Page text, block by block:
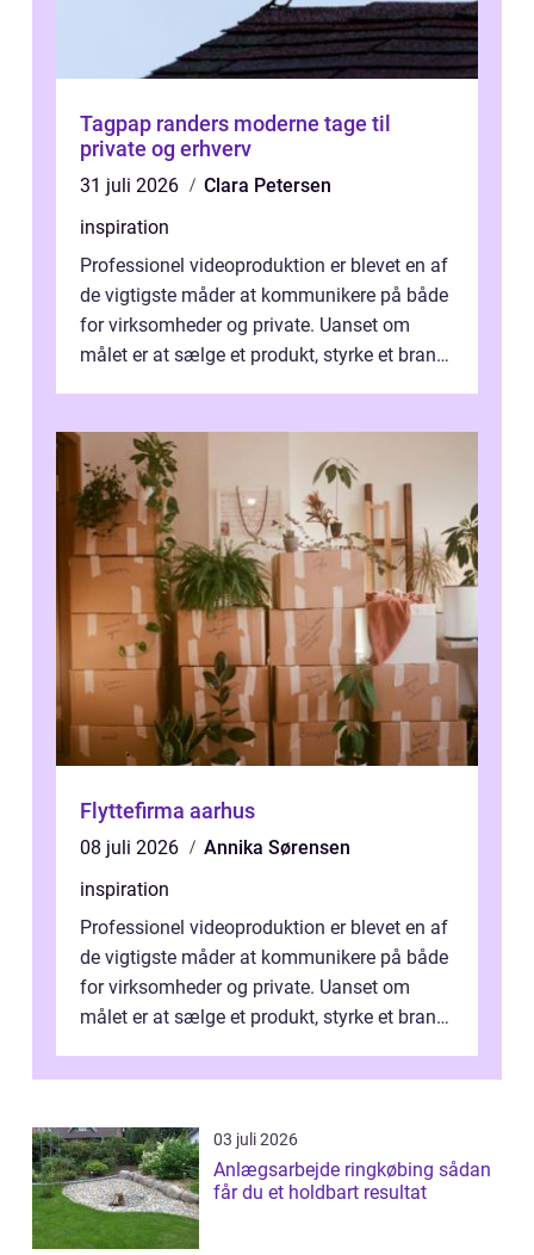
Tagpap randers moderne tage til
private og erhverv
31 juli 2026
Clara Petersen
inspiration
Professionel videoproduktion er blevet en af
de vigtigste måder at kommunikere på både
for virksomheder og private. Uanset om
målet er at sælge et produkt, styrke et brand,
Flyttefirma aarhus
08 juli 2026
Annika Sørensen
inspiration
Professionel videoproduktion er blevet en af
de vigtigste måder at kommunikere på både
for virksomheder og private. Uanset om
målet er at sælge et produkt, styrke et brand,
03 juli 2026
Anlægsarbejde ringkøbing sådan
får du et holdbart resultat